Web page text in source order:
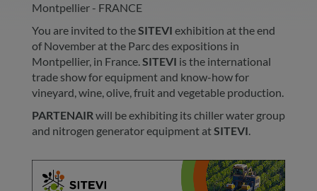
Montpellier - FRANCE
You are invited to theSITEVI exhibition at the end
of November at the Parc des expositions in
Montpellier, in France.SITEVI is the international
trade show for equipment and know-how for
vineyard, wine, olive, fruit and vegetable production.
PARTENAIRwill be exhibiting its chiller water group
and nitrogen generator equipment atSITEVI.